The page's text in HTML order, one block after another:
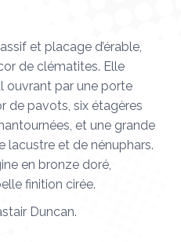
et placage d’érable,
de clématites. Elle
ouvrant par une porte
de pavots, six étagères
et une grande
lacustre et de nénuphars.
en bronze doré,
finition cirée.
Duncan.